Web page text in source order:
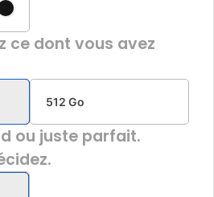
ce dont vous avez
512 Go
ou juste parfait.